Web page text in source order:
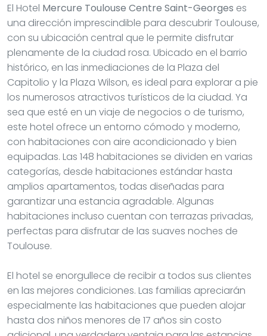
El Hotel Mercure Toulouse Centre Saint-Georges es
una dirección imprescindible para descubrir Toulouse,
con su ubicación central que le permite disfrutar
plenamente de la ciudad rosa. Ubicado en el barrio
histórico, en las inmediaciones de la Plaza del
Capitolio y la Plaza Wilson, es ideal para explorar a pie
los numerosos atractivos turísticos de la ciudad. Ya
sea que esté en un viaje de negocios o de turismo,
este hotel ofrece un entorno cómodo y moderno,
con habitaciones con aire acondicionado y bien
equipadas. Las 148 habitaciones se dividen en varias
categorías, desde habitaciones estándar hasta
amplios apartamentos, todas diseñadas para
garantizar una estancia agradable. Algunas
habitaciones incluso cuentan con terrazas privadas,
perfectas para disfrutar de las suaves noches de
Toulouse.
El hotel se enorgullece de recibir a todos sus clientes
en las mejores condiciones. Las familias apreciarán
especialmente las habitaciones que pueden alojar
hasta dos niños menores de 17 años sin costo